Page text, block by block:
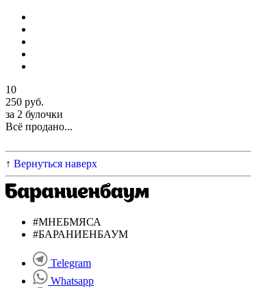
10
250 руб.
за 2 булочки
Всё продано...
↑ Вернуться наверх
#МНЕБМЯСА
#БАРАНИЕНБАУМ
Telegram
Whatsapp